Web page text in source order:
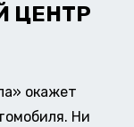
ЦЕНТР
окажет
Ни